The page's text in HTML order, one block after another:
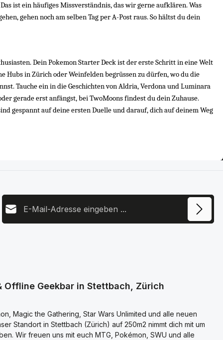
ist ein häufiges Missverständnis, das wir gerne aufklären. Was
gehen noch am selben Tag per A-Post raus. So hältst du dein
Dein Pokemon Starter Deck ist der erste Schritt in eine Welt
Hubs in Zürich oder Weinfelden begrüssen zu dürfen, wo du die
Tauche ein in die Geschichten von Aldria, Verdona und Luminara
gerade erst anfängst, bei TwoMoons findest du dein Zuhause.
gespannt auf deine ersten Duelle und darauf, dich auf deinem Weg
E-Mail-Adresse
Offline Geekbar in Stettbach, Zürich
Magic the Gathering, Star Wars Unlimited und alle neuen
Standort in Stettbach (Zürich) auf 250m2 nimmt dich mit um
Wir freuen uns mit euch MTG, Pokémon, SWU und alle